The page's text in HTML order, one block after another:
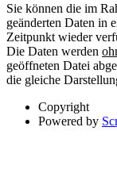
Sie können die im
geänderten Daten in
Zeitpunkt wieder
Die Daten werden
geöffneten Datei
die gleiche
Copyright
Powered by